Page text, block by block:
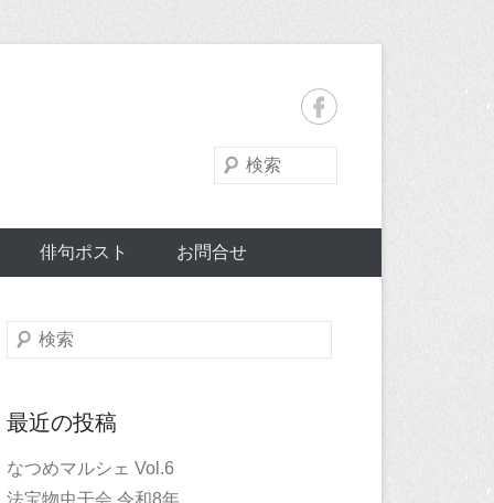
検
索
俳句ポスト お問合せ
検
最近の投稿
なつめマルシェ Vol.6
法宝物虫干会 令和8年